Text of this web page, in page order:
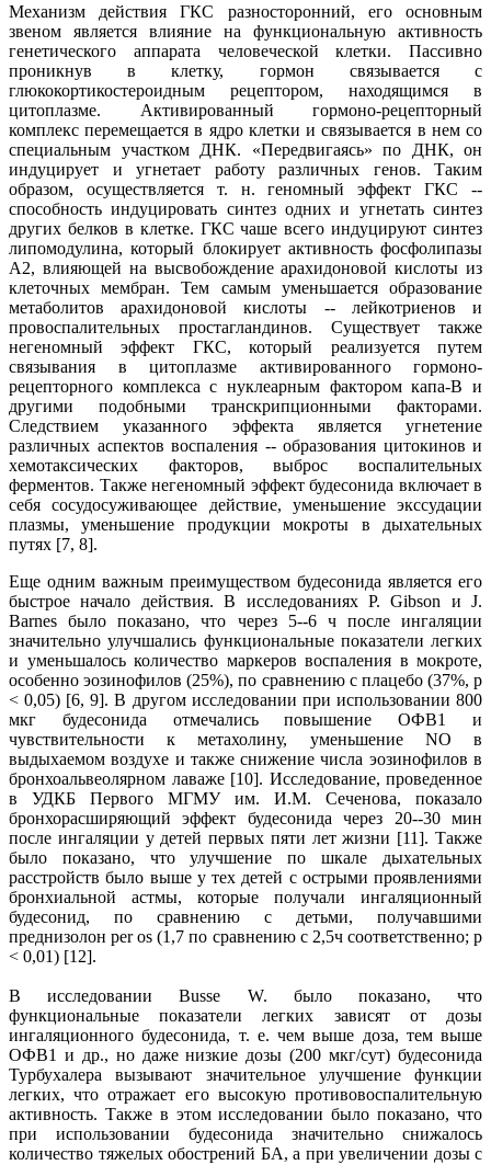
Механизм действия ГКС разносторонний, его основным
звеном является влияние на функциональную активность
генетического аппарата человеческой клетки. Пассивно
проникнув в клетку, гормон связывается с
глюкокортикостероидным рецептором, находящимся в
цитоплазме. Активированный гормоно-рецепторный
комплекс перемещается в ядро клетки и связывается в нем со
специальным участком ДНК. «Передвигаясь» по ДНК, он
индуцирует и угнетает работу различных генов. Таким
образом, осуществляется т. н. геномный эффект ГКС --
способность индуцировать синтез одних и угнетать синтез
других белков в клетке. ГКС чаше всего индуцируют синтез
липомодулина, который блокирует активность фосфолипазы
А2, влияющей на высвобождение арахидоновой кислоты из
клеточных мембран. Тем самым уменьшается образование
метаболитов арахидоновой кислоты -- лейкотриенов и
провоспалительных простагландинов. Существует также
негеномный эффект ГКС, который реализуется путем
связывания в цитоплазме активированного гормоно-
рецепторного комплекса с нуклеарным фактором капа-В и
другими подобными транскрипционными факторами.
Следствием указанного эффекта является угнетение
различных аспектов воспаления -- образования цитокинов и
хемотаксических факторов, выброс воспалительных
ферментов. Также негеномный эффект будесонида включает в
себя сосудосуживающее действие, уменьшение экссудации
плазмы, уменьшение продукции мокроты в дыхательных
путях [7, 8].
Еще одним важным преимуществом будесонида является его
быстрое начало действия. В исследованиях P. Gibson и J.
Barnes было показано, что через 5--6 ч после ингаляции
значительно улучшались функциональные показатели легких
и уменьшалось количество маркеров воспаления в мокроте,
особенно эозинофилов (25%), по сравнению с плацебо (37%, p
< 0,05) [6, 9]. В другом исследовании при использовании 800
мкг будесонида отмечались повышение ОФВ1 и
чувствительности к метахолину, уменьшение NO в
выдыхаемом воздухе и также снижение числа эозинофилов в
бронхоальвеолярном лаваже [10]. Исследование, проведенное
в УДКБ Первого МГМУ им. И.М. Сеченова, показало
бронхорасширяющий эффект будесонида через 20--30 мин
после ингаляции у детей первых пяти лет жизни [11]. Также
было показано, что улучшение по шкале дыхательных
расстройств было выше у тех детей с острыми проявлениями
бронхиальной астмы, которые получали ингаляционный
будесонид, по сравнению с детьми, получавшими
преднизолон per os (1,7 по сравнению с 2,5ч соответственно; р
< 0,01) [12].
В исследовании Busse W. было показано, что
функциональные показатели легких зависят от дозы
ингаляционного будесонида, т. е. чем выше доза, тем выше
ОФВ1 и др., но даже низкие дозы (200 мкг/сут) будесонида
Турбухалера вызывают значительное улучшение функции
легких, что отражает его высокую противовоспалительную
активность. Также в этом исследовании было показано, что
при использовании будесонида значительно снижалось
количество тяжелых обострений БА, а при увеличении дозы с